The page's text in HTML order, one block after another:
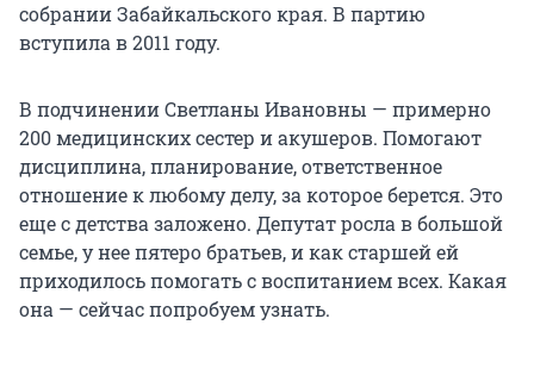
собрании Забайкальского края. В партию
вступила в 2011 году.
В подчинении Светланы Ивановны — примерно
200 медицинских сестер и акушеров. Помогают
дисциплина, планирование, ответственное
отношение к любому делу, за которое берется. Это
еще с детства заложено. Депутат росла в большой
семье, у нее пятеро братьев, и как старшей ей
приходилось помогать с воспитанием всех. Какая
она — сейчас попробуем узнать.